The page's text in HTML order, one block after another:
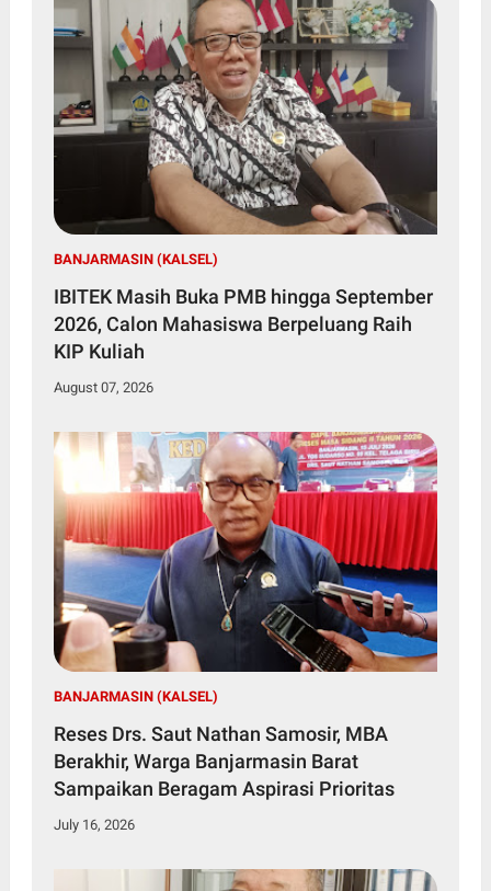
BANJARMASIN (KALSEL)
IBITEK Masih Buka PMB hingga September
2026, Calon Mahasiswa Berpeluang Raih
KIP Kuliah
August 07, 2026
BANJARMASIN (KALSEL)
Reses Drs. Saut Nathan Samosir, MBA
Berakhir, Warga Banjarmasin Barat
Sampaikan Beragam Aspirasi Prioritas
July 16, 2026